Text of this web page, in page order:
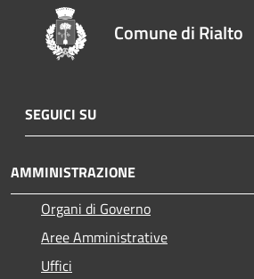
Comune di Rialto
SEGUICI SU
AMMINISTRAZIONE
Organi di Governo
Aree Amministrative
Uffici